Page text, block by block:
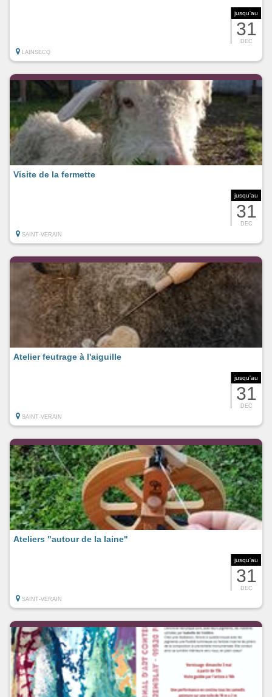
jusqu'au
31
DEC
LAINSECQ
jusqu'au
31
DEC
Visite de la fermette
SAINT-VERAIN
jusqu'au
31
DEC
Atelier feutrage à l'aiguille
SAINT-VERAIN
jusqu'au
31
DEC
Ateliers "autour de la laine"
SAINT-VERAIN